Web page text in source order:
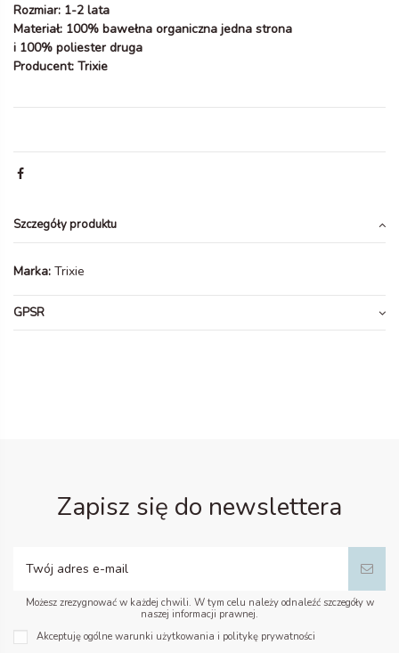
Rozmiar: 1-2 lata
Materiał: 100% bawełna organiczna jedna strona
i 100% poliester druga
Producent: Trixie
Szczegóły produktu
Marka: Trixie
GPSR
Zapisz się do newslettera
Możesz zrezygnować w każdej chwili. W tym celu należy odnaleźć szczegóły w
naszej informacji prawnej.
Akceptuję ogólne warunki użytkowania i politykę prywatności